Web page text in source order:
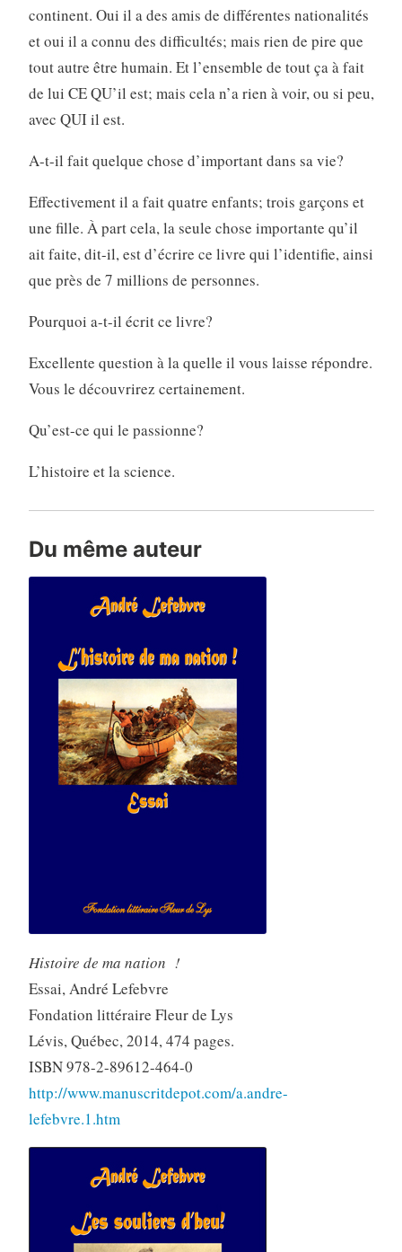
continent. Oui il a des amis de différentes nationalités
et oui il a connu des difficultés; mais rien de pire que
tout autre être humain. Et l’ensemble de tout ça à fait
de lui CE QU’il est; mais cela n’a rien à voir, ou si peu,
avec QUI il est.
A-t-il fait quelque chose d’important dans sa vie?
Effectivement il a fait quatre enfants; trois garçons et
une fille. À part cela, la seule chose importante qu’il
ait faite, dit-il, est d’écrire ce livre qui l’identifie, ainsi
que près de 7 millions de personnes.
Pourquoi a-t-il écrit ce livre?
Excellente question à la quelle il vous laisse répondre.
Vous le découvrirez certainement.
Qu’est-ce qui le passionne?
L’histoire et la science.
Du même auteur
Histoire de ma nation !
Essai, André Lefebvre
Fondation littéraire Fleur de Lys
Lévis, Québec, 2014, 474 pages.
ISBN 978-2-89612-464-0
http://www.manuscritdepot.com/a.andre-
lefebvre.1.htm